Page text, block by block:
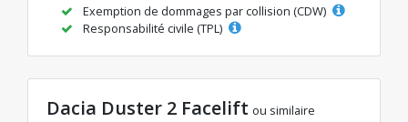
Exemption de dommages par collision (CDW)
Responsabilité civile (TPL)
Dacia Duster 2 Facelift ou similaire